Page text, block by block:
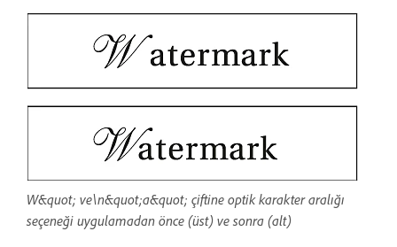
W&quot; ve\n&quot;a&quot; çiftine optik karakter aralığı
seçeneği uygulamadan önce (üst) ve sonra (alt)